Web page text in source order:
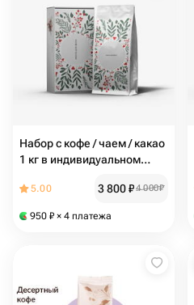
Набор с кофе / чаем / какао
1 кг в индивидуальном
5.00 3 800₽4 000₽
950 ₽ × 4 платежа